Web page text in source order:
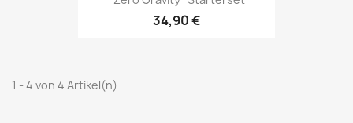
34,90 €
1 - 4 von 4 Artikel(n)